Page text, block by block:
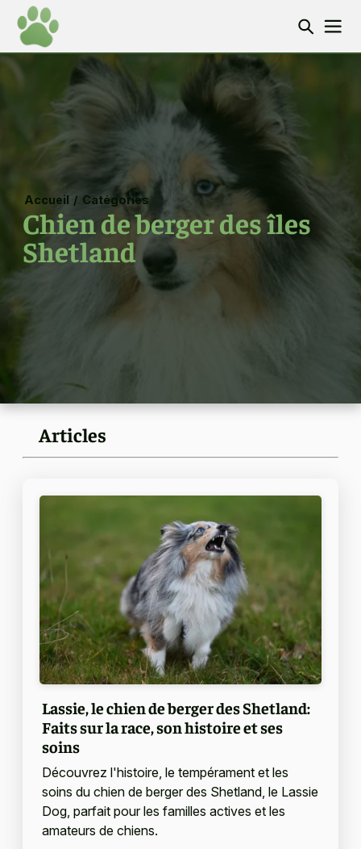
Accueil / Catégories
Chien de berger des îles
Shetland
Articles
Lassie, le chien de berger des Shetland:
Faits sur la race, son histoire et ses
soins
Découvrez l'histoire, le tempérament et les
soins du chien de berger des Shetland, le Lassie
Dog, parfait pour les familles actives et les
amateurs de chiens.